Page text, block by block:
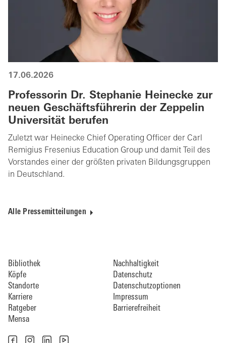
17.06.2026
Professorin Dr. Stephanie Heinecke zur
neuen Geschäftsführerin der Zeppelin
Universität berufen
Zuletzt war Heinecke Chief Operating Officer der Carl
Remigius Fresenius Education Group und damit Teil des
Vorstandes einer der größten privaten Bildungsgruppen
in Deutschland.
Alle Pressemitteilungen
Bibliothek
Köpfe
Standorte
Karriere
Ratgeber
Mensa
Nachhaltigkeit
Datenschutz
Datenschutzoptionen
Impressum
Barrierefreiheit